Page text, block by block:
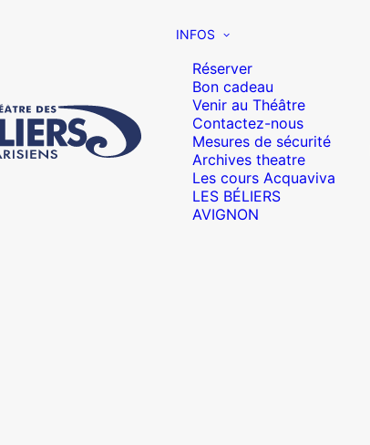
INFOS
Réserver
Bon cadeau
Venir au Théâtre
Contactez-nous
Mesures de sécurité
Archives theatre
Les cours Acquaviva
LES BÉLIERS
AVIGNON